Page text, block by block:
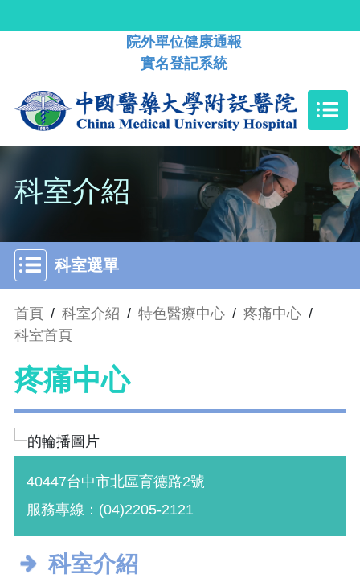
院外單位健康通報
實名登記系統
科室介紹
科室選單
首頁 / 科室介紹 / 特色醫療中心 / 疼痛中心 /
科室首頁
疼痛中心
40447台中市北區育德路2號
服務專線：(04)2205-2121
科室介紹